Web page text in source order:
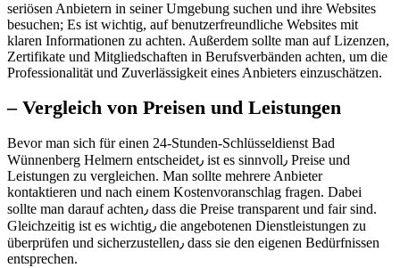
seriösen Anbietern in seiner Umgebung suchen und ihre Websites
besuchen; Es ist wichtig, auf benutzerfreundliche Websites mit
klaren Informationen zu achten.​ Außerdem sollte man auf Lizenzen,
Zertifikate und Mitgliedschaften in Berufsverbänden achten, um die
Professionalität und Zuverlässigkeit eines Anbieters einzuschätzen.​
– Vergleich von Preisen und Leistungen
Bevor man sich für einen 24-Stunden-Schlüsseldienst Bad
Wünnenberg Helmern entscheidet٫ ist es sinnvoll٫ Preise und
Leistungen zu vergleichen.​ Man sollte mehrere Anbieter
kontaktieren und nach einem Kostenvoranschlag fragen.​ Dabei
sollte man darauf achten٫ dass die Preise transparent und fair sind.​
Gleichzeitig ist es wichtig٫ die angebotenen Dienstleistungen zu
überprüfen und sicherzustellen٫ dass sie den eigenen Bedürfnissen
entsprechen.